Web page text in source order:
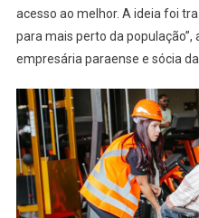
acesso ao melhor. A ideia foi
para mais perto da
empresária paraense e sócia